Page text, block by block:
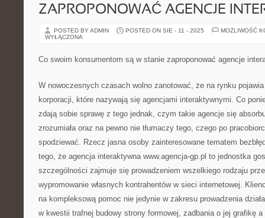
ZAPROPONOWAĆ AGENCJE
POSTED BY ADMIN POSTED ON SIE - 11 - 2025
MOŻLIWOŚĆ
WYŁĄCZONA
Co swoim konsumentom są w stanie zaproponować agencje
W nowoczesnych czasach wolno zanotować, że na rynku
korporacji, które nazywają się agencjami interaktywnymi. Co
zdają sobie sprawę z tego jednak, czym takie agencje się
zrozumiała oraz na pewno nie tłumaczy tego, czego po
spodziewać. Rzecz jasna osoby zainteresowane tematem
tego, że agencja interaktywna www.agencja-gp.pl to jednostka
szczególności zajmuje się prowadzeniem wszelkiego rodzaju
wypromowanie własnych kontrahentów w sieci internetowej.
na kompleksową pomoc nie jedynie w zakresu prowadzenia
w kwestii trafnej budowy strony formowej, zadbania o jej grafikę